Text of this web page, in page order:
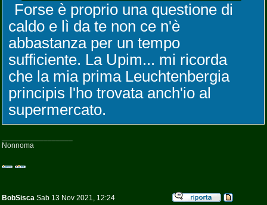
Forse è proprio una questione di
caldo e lì da te non ce n'è
abbastanza per un tempo
sufficiente. La Upim... mi ricorda
che la mia prima Leuchtenbergia
principis l'ho trovata anch'io al
supermercato.
Nonnoma
BobSisca Sab 13 Nov 2021, 12:24